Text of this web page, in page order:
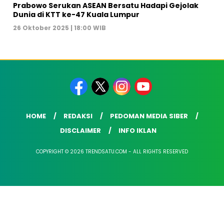
Prabowo Serukan ASEAN Bersatu Hadapi Gejolak
Dunia di KTT ke-47 Kuala Lumpur
26 Oktober 2025 | 18:00 WIB
HOME REDAKSI
PEDOMAN MEDIA SIBER
DISCLAIMER
INFO IKLAN
COPYRIGHT © 2026 TRENDSATU.COM - ALL RIGHTS RESERVED